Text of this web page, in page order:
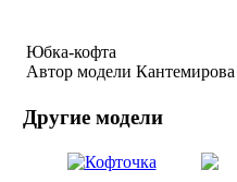
Юбка-кофта
Автор модели
Другие модели